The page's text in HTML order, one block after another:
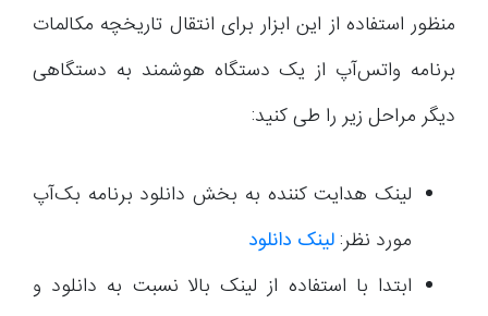
منظور استفاده از این ابزار برای انتقال تاریخچه مکالمات
برنامه واتس‌آپ از یک دستگاه هوشمند به دستگاهی
دیگر مراحل زیر را طی کنید:
لینک هدایت کننده به بخش دانلود برنامه بک‌آپ
مورد نظر:لینک دانلود
ابتدا با استفاده از لینک بالا نسبت به دانلود و